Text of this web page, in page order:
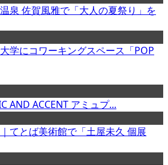
泉 佐賀風雅で「大人の夏祭り」を
学にコワーキングスペース「POP
AND ACCENT アミュプ...
てとば美術館で「土屋未久 個展